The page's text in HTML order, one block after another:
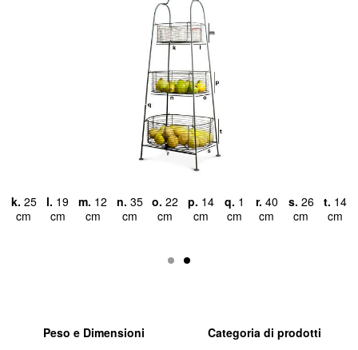
k. 25
cm
l. 19
cm
m. 12
cm
n. 35
cm
o. 22
cm
p. 14
cm
q. 1
cm
r. 40
cm
s. 26
cm
t. 14
cm
Peso e Dimensioni
Categoria di prodotti